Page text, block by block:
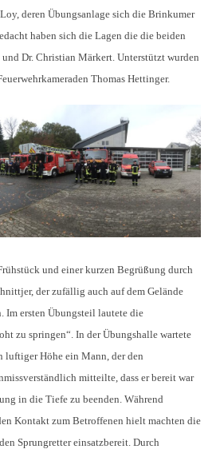
deren Übungsanlage sich die Brinkumer
haben sich die Lagen die die beiden
Dr. Christian Märkert. Unterstützt wurden
Thomas Hettinger.
und einer kurzen Begrüßung durch
der zufällig auch auf dem Gelände
Im ersten Übungsteil lautete die
zu springen“. In der Übungshalle wartete
luftiger Höhe ein Mann, der den
mitteilte, dass er bereit war
in die Tiefe zu beenden. Während
Kontakt zum Betroffenen hielt machten die
Sprungretter einsatzbereit. Durch